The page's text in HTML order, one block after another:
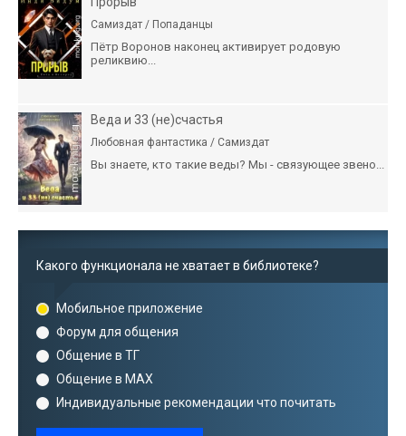
Самиздат / Попаданцы
Пётр Воронов наконец активирует родовую
реликвию...
Веда и 33 (не)счастья
Любовная фантастика / Самиздат
Вы знаете, кто такие веды? Мы - связующее звено...
Какого функционала не хватает в библиотеке?
Мобильное приложение
Форум для общения
Общение в ТГ
Общение в MAX
Индивидуальные рекомендации что почитать